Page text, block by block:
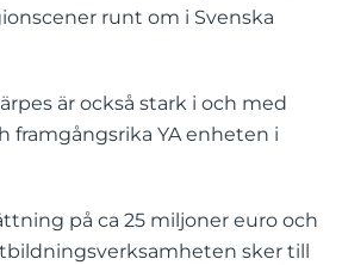
runt om i Svenska
är också stark i och med
framgångsrika YA enheten i
på ca 25 miljoner euro och
sker till